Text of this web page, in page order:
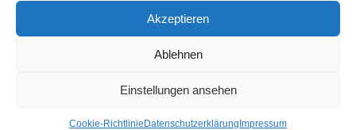
Akzeptieren
Ablehnen
Einstellungen ansehen
Cookie-Richtlinie Datenschutzerklärung Impressum
AGB